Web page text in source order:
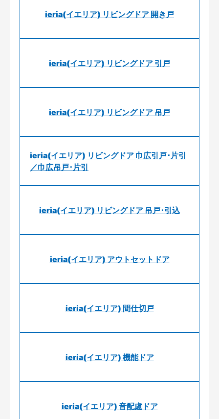
ieria(イエリア) リビングドア 開き戸
ieria(イエリア) リビングドア 引戸
ieria(イエリア) リビングドア 吊戸
ieria(イエリア) リビングドア 巾広引戸･片引
／巾広吊戸･片引
ieria(イエリア) リビングドア 吊戸･引込
ieria(イエリア) アウトセットドア
ieria(イエリア) 間仕切戸
ieria(イエリア) 機能ドア
ieria(イエリア) 音配慮ドア